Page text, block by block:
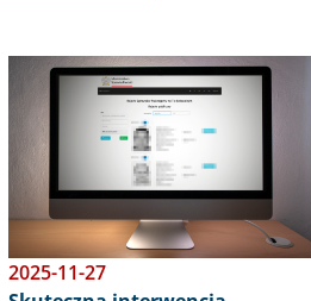
Obraz
2025-11-27